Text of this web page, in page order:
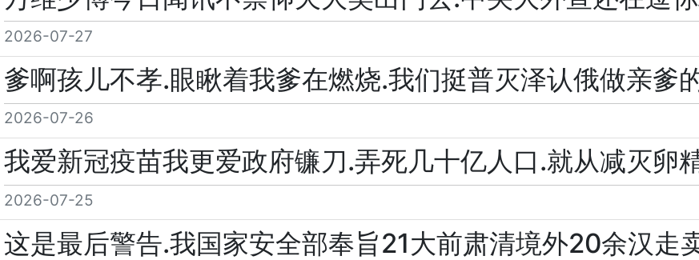
2026-07-27
爹啊孩儿不孝.眼瞅着我爹在燃烧.我们挺普灭泽认俄做亲爹
2026-07-26
我爱新冠疫苗我更爱政府镰刀.弄死几十亿人口.就从减灭卵
2026-07-25
这是最后警告.我国家安全部奉旨21大前肃清境外20余汉走